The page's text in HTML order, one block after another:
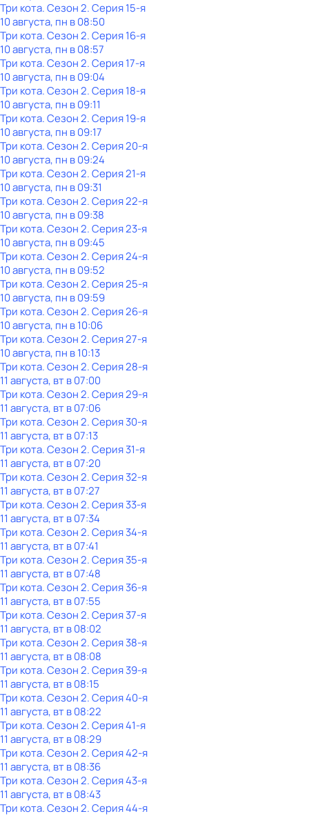
Три кота. Сезон 2. Серия 15-я
10 августа, пн в 08:50
Три кота. Сезон 2. Серия 16-я
10 августа, пн в 08:57
Три кота. Сезон 2. Серия 17-я
10 августа, пн в 09:04
Три кота. Сезон 2. Серия 18-я
10 августа, пн в 09:11
Три кота. Сезон 2. Серия 19-я
10 августа, пн в 09:17
Три кота. Сезон 2. Серия 20-я
10 августа, пн в 09:24
Три кота. Сезон 2. Серия 21-я
10 августа, пн в 09:31
Три кота. Сезон 2. Серия 22-я
10 августа, пн в 09:38
Три кота. Сезон 2. Серия 23-я
10 августа, пн в 09:45
Три кота. Сезон 2. Серия 24-я
10 августа, пн в 09:52
Три кота. Сезон 2. Серия 25-я
10 августа, пн в 09:59
Три кота. Сезон 2. Серия 26-я
10 августа, пн в 10:06
Три кота. Сезон 2. Серия 27-я
10 августа, пн в 10:13
Три кота. Сезон 2. Серия 28-я
11 августа, вт в 07:00
Три кота. Сезон 2. Серия 29-я
11 августа, вт в 07:06
Три кота. Сезон 2. Серия 30-я
11 августа, вт в 07:13
Три кота. Сезон 2. Серия 31-я
11 августа, вт в 07:20
Три кота. Сезон 2. Серия 32-я
11 августа, вт в 07:27
Три кота. Сезон 2. Серия 33-я
11 августа, вт в 07:34
Три кота. Сезон 2. Серия 34-я
11 августа, вт в 07:41
Три кота. Сезон 2. Серия 35-я
11 августа, вт в 07:48
Три кота. Сезон 2. Серия 36-я
11 августа, вт в 07:55
Три кота. Сезон 2. Серия 37-я
11 августа, вт в 08:02
Три кота. Сезон 2. Серия 38-я
11 августа, вт в 08:08
Три кота. Сезон 2. Серия 39-я
11 августа, вт в 08:15
Три кота. Сезон 2. Серия 40-я
11 августа, вт в 08:22
Три кота. Сезон 2. Серия 41-я
11 августа, вт в 08:29
Три кота. Сезон 2. Серия 42-я
11 августа, вт в 08:36
Три кота. Сезон 2. Серия 43-я
11 августа, вт в 08:43
Три кота. Сезон 2. Серия 44-я